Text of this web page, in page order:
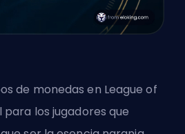
de monedas en League of
para los jugadores que